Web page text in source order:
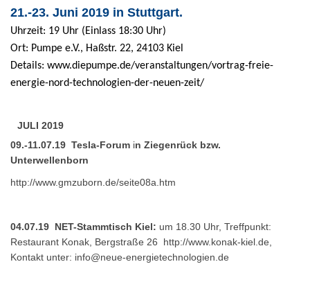
21.-23. Juni 2019 in Stuttgart.
Uhrzeit: 19 Uhr (Einlass 18:30 Uhr)
Ort: Pumpe e.V., Haßstr. 22, 24103 Kiel
Details: www.diepumpe.de/veranstaltungen/vortrag-freie-
energie-nord-technologien-der-neuen-zeit/
JULI 2019
09.-11.07.19 Tesla-Forum in Ziegenrück bzw.
Unterwellenborn
http://www.gmzuborn.de/seite08a.htm
04.07.19 NET-Stammtisch Kiel: um 18.30 Uhr, Treffpunkt:
Restaurant Konak, Bergstraße 26 http://www.konak-kiel.de
Kontakt unter: info@neue-energietechnologien.de